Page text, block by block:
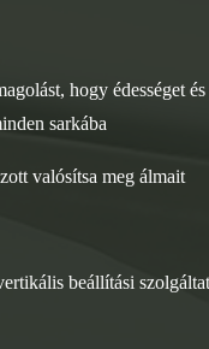
hogy édességet
sarkába
valósítsa meg álmait
beállítási